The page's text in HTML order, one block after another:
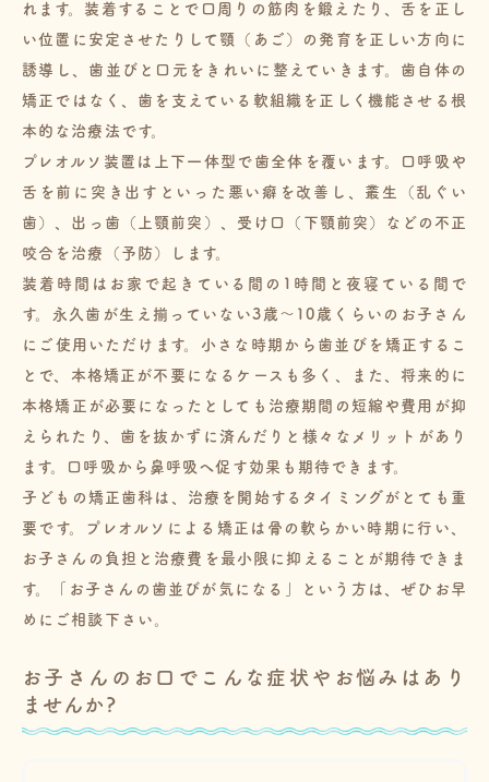
れます。装着することで口周りの筋肉を鍛えたり、舌を正し
い位置に安定させたりして顎（あご）の発育を正しい方向に
誘導し、歯並びと口元をきれいに整えていきます。歯自体の
矯正ではなく、歯を支えている軟組織を正しく機能させる根
本的な治療法です。
プレオルソ装置は上下一体型で歯全体を覆います。口呼吸や
舌を前に突き出すといった悪い癖を改善し、叢生（乱ぐい
歯）、出っ歯（上顎前突）、受け口（下顎前突）などの不正
咬合を治療（予防）します。
装着時間はお家で起きている間の1時間と夜寝ている間で
す。永久歯が生え揃っていない3歳～10歳くらいのお子さん
にご使用いただけます。小さな時期から歯並びを矯正するこ
とで、本格矯正が不要になるケースも多く、また、将来的に
本格矯正が必要になったとしても治療期間の短縮や費用が抑
えられたり、歯を抜かずに済んだりと様々なメリットがあり
ます。口呼吸から鼻呼吸へ促す効果も期待できます。
子どもの矯正歯科は、治療を開始するタイミングがとても重
要です。プレオルソによる矯正は骨の軟らかい時期に行い、
お子さんの負担と治療費を最小限に抑えることが期待できま
す。「お子さんの歯並びが気になる」という方は、ぜひお早
めにご相談下さい。
お子さんのお口でこんな症状やお悩みはあり
ませんか?